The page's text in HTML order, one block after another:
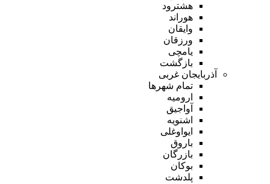
هشترود
هوراند
وایقان
ورزقان
یامچی
بازگشت
آذربایجان غربی
تمام شهر‌ها
ارومیه
آواجیق
اشنویه
ایواوغلی
باروق
بازرگان
بوکان
پلدشت